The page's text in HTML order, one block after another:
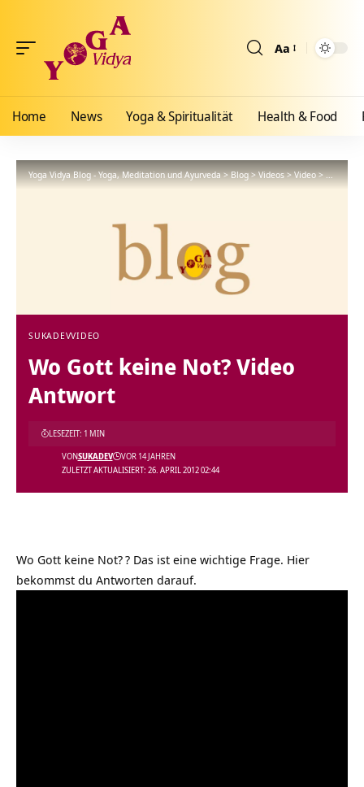
Aa
Home News Yoga & Spiritualität Health & Food
Yoga Vidya Blog - Yoga, Meditation und Ayurveda>Blog>Videos>Video>Wo Gott
SUKADEVVIDEO
Wo Gott keine Not? Video
Antwort
ZULETZT AKTUALISIERT: 26. APRIL 2012 02:44
VONSUKADEV VOR 14 JAHREN
LESEZEIT: 1 MIN
Wo Gott keine Not?? Das ist eine wichtige Frage. Hier
bekommst du Antworten darauf.